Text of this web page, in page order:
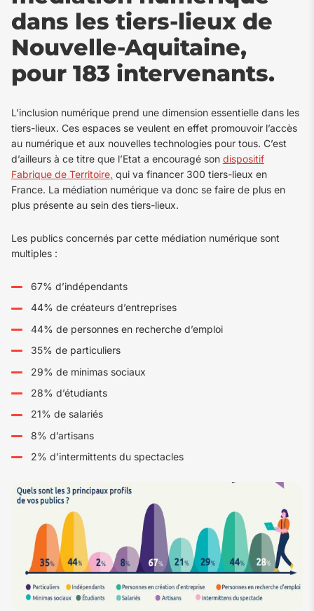
dans les tiers-lieux de
Nouvelle-Aquitaine,
pour 183 intervenants.
L’inclusion numérique prend une dimension essentielle dans les
tiers-lieux. Ces espaces se veulent en effet promouvoir l’accès
au numérique et aux nouvelles technologies pour tous. C’est
d’ailleurs à ce titre que l’Etat a encouragé son dispositif
Fabrique de Territoire, qui va financer 300 tiers-lieux en
France. La médiation numérique va donc se faire de plus en
plus présente au sein des tiers-lieux.
Les publics concernés par cette médiation numérique sont
multiples :
67% d’indépendants
44% de créateurs d’entreprises
44% de personnes en recherche d’emploi
35% de particuliers
29% de minimas sociaux
28% d’étudiants
21% de salariés
8% d’artisans
2% d’intermittents du spectacles